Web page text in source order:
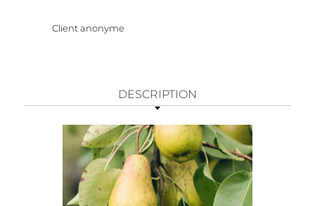
Client anonyme
DESCRIPTION